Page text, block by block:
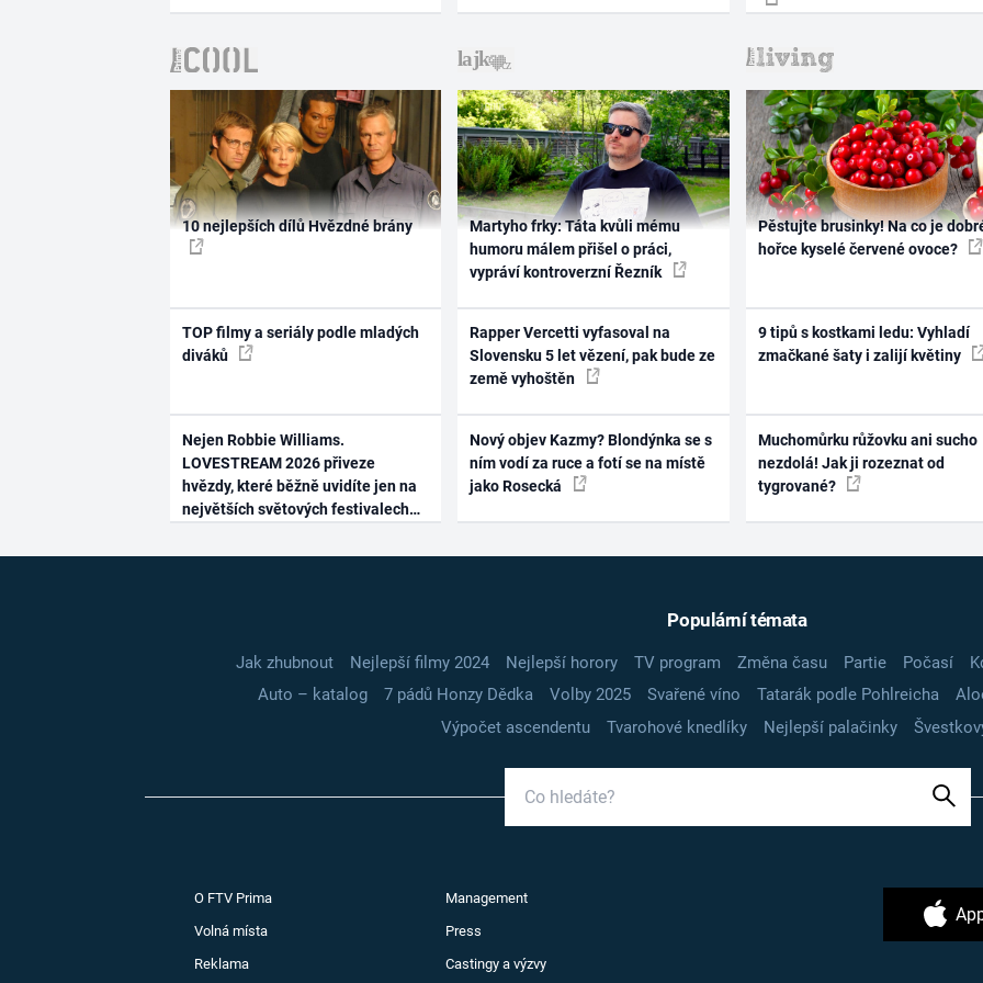
10 nejlepších dílů Hvězdné brány
TOP filmy a seriály podle mladých
diváků
Nejen Robbie Williams.
LOVESTREAM 2026 přiveze
hvězdy, které běžně uvidíte jen na
největších světových festivalech
Martyho frky: Táta kvůli mému
humoru málem přišel o práci,
vypráví kontroverzní Řezník
Rapper Vercetti vyfasoval na
Slovensku 5 let vězení, pak bude ze
země vyhoštěn
Nový objev Kazmy? Blondýnka se s
ním vodí za ruce a fotí se na místě
jako Rosecká
Pěstujte brusinky! Na co je
hořce kyselé červené ovoce?
9 tipů s kostkami ledu: Vyhladí
zmačkané šaty i zalijí květiny
Muchomůrku růžovku ani sucho
nezdolá! Jak ji rozeznat od
tygrované?
Populární témata
Jak zhubnout Nejlepší filmy 2024 Nejlepší horory TV program Změna času Partie Počasí
Auto – katalog
7 pádů Honzy Dědka Volby 2025 Svařené víno Tatarák podle Pohlreicha
Výpočet ascendentu
Tvarohové knedlíky Nejlepší palačinky
O FTV Prima Management
Volná místa Press
Reklama Castingy a výzvy